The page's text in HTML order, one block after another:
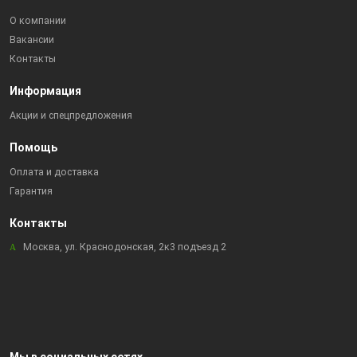
О компании
Вакансии
Контакты
Информация
Акции и спецпредложения
Помощь
Оплата и доставка
Гарантия
Контакты
Москва, ул. Краснодонская, 2к3 подъезд 2